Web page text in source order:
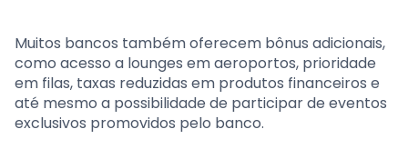
Muitos bancos também oferecem bônus adicionais,
como acesso a lounges em aeroportos, prioridade
em filas, taxas reduzidas em produtos financeiros e
até mesmo a possibilidade de participar de eventos
exclusivos promovidos pelo banco.